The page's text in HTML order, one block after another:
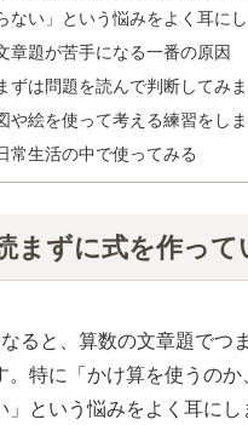
ない」という悩みをよく耳にし
章題が苦手になる一番の原因
ずは問題を読んで判断してみ
や絵を使って考える練習をし
常生活の中で使ってみる
まずに式を作って
ると、算数の文章題でつ
。特に「かけ算を使うの
」という悩みをよく耳にし